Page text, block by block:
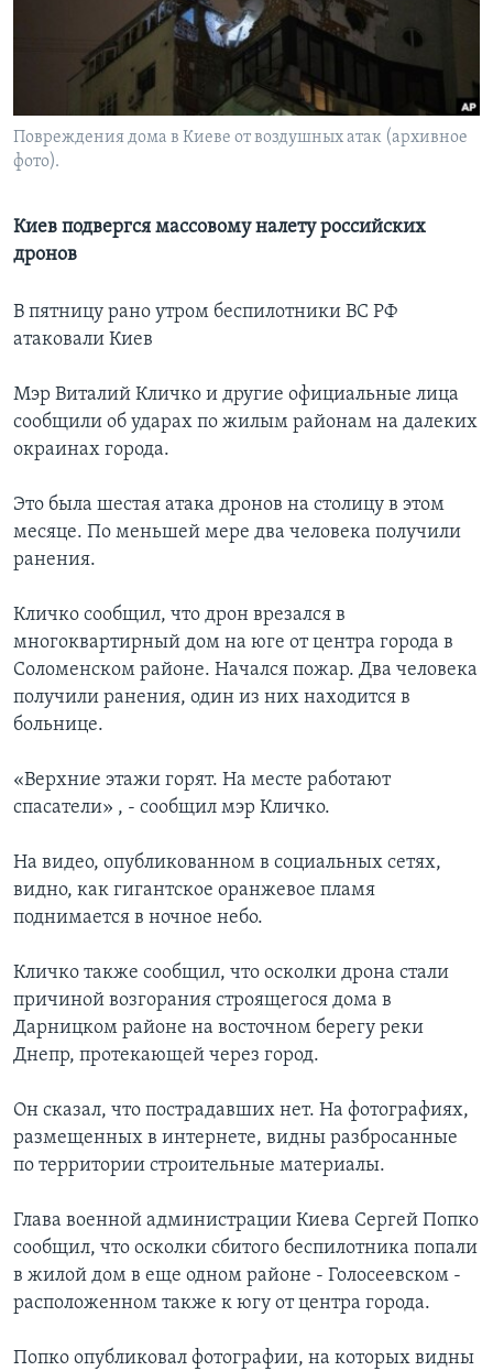
Learning English
СОЦИАЛЬНЫЕ СЕТИ
Повреждения дома в Киеве от воздушных атак (архивное
фото).
Киев подвергся массовому налету российских
дронов
В пятницу рано утром беспилотники ВС РФ
атаковали Киев
Мэр Виталий Кличко и другие официальные лица
сообщили об ударах по жилым районам на далеких
окраинах города.
Это была шестая атака дронов на столицу в этом
месяце. По меньшей мере два человека получили
ранения.
Кличко сообщил, что дрон врезался в
многоквартирный дом на юге от центра города в
Соломенском районе. Начался пожар. Два человека
получили ранения, один из них находится в
больнице.
«Верхние этажи горят. На месте работают
спасатели» , - сообщил мэр Кличко.
На видео, опубликованном в социальных сетях,
видно, как гигантское оранжевое пламя
поднимается в ночное небо.
Кличко также сообщил, что осколки дрона стали
причиной возгорания строящегося дома в
Дарницком районе на восточном берегу реки
Днепр, протекающей через город.
Он сказал, что пострадавших нет. На фотографиях,
размещенных в интернете, видны разбросанные
по территории строительные материалы.
Глава военной администрации Киева Сергей Попко
сообщил, что осколки сбитого беспилотника попали
в жилой дом в еще одном районе - Голосеевском -
расположенном также к югу от центра города.
Попко опубликовал фотографии, на которых видны